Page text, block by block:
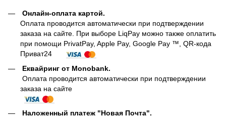
Онлайн-оплата картой.
Оплата проводится автоматически при подтверждении
заказа на сайте. При выборе LiqPay можно также оплатить
при помощи PrivatPay, Apple Pay, Google Pay ™, QR-кода
Приват24
Еквайринг от Monobank.
Оплата проводится автоматически при подтверждении
заказа на сайте
Наложенный платеж "Новая Почта".